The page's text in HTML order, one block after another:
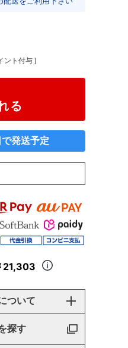
ント付与 ]
る
発送予定
21,303
ついて
探す